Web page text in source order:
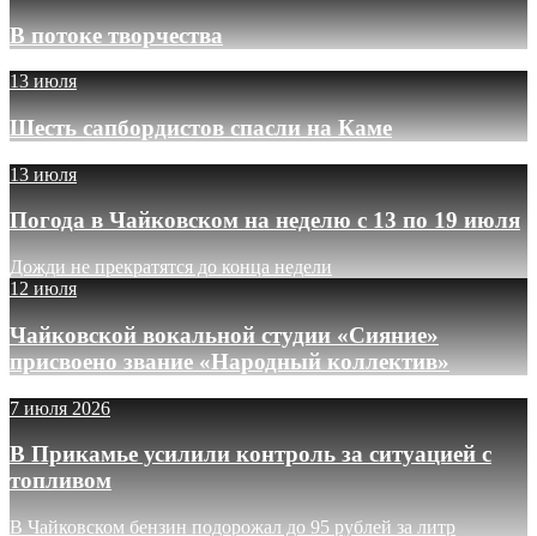
В потоке творчества
13 июля
Шесть сапбордистов спасли на Каме
13 июля
Погода в Чайковском на неделю с 13 по 19 июля
Дожди не прекратятся до конца недели
12 июля
Чайковской вокальной студии «Сияние»
присвоено звание «Народный коллектив»
7 июля 2026
В Прикамье усилили контроль за ситуацией с
топливом
В Чайковском бензин подорожал до 95 рублей за литр